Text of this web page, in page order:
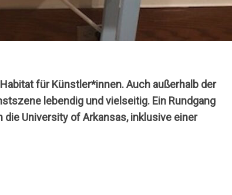
für Künstler*innen. Auch außerhalb der
lebendig und vielseitig. Ein Rundgang
University of Arkansas, inklusive einer